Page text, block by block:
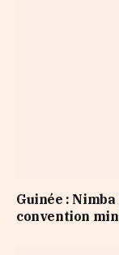
Guinée :
convention